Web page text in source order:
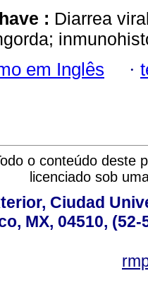
: Diarrea
em Inglês ·
o conteúdo deste
licenciado sob
Ciudad
MX, 04510,